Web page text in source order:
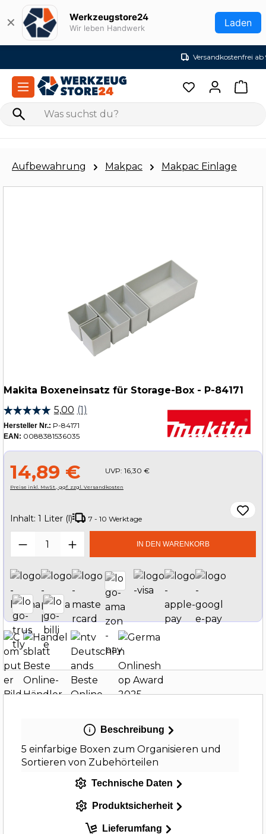
Zum Hauptinhalt springen
✕ Werkzeugstore24
Wir leben Handwerk Laden
Versandkostenfrei ab 99€ (DE)
Aufbewahrung Makpac Makpac Einlage
Makita Boxeneinsatz für Storage-Box - P-84171
Hersteller Nr.: P-84171
EAN: 0088381536035
14,89 € UVP: 16,30 €
Preise inkl. MwSt., ggf. zzgl. Versandkosten
Inhalt: 1 Liter (l) 7 - 10 Werktage
Produkt Anzahl: Gib denIN DEN WARENKORB
Beschreibung
5 einfarbige Boxen zum Organisieren und
Sortieren von Zubehörteilen
Technische Daten
Produktsicherheit
Lieferumfang